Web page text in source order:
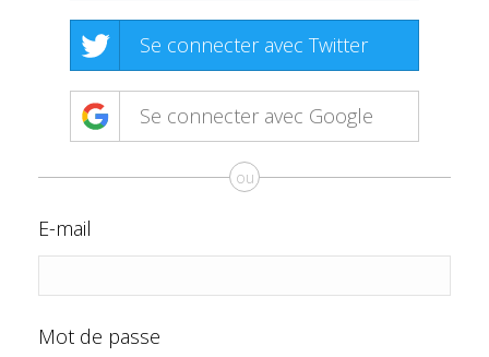
Se connecter avec Twitter
Se connecter avec Google
ou
E-mail
Mot de passe